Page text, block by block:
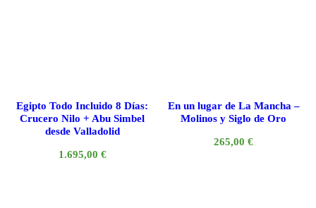
Egipto Todo Incluido 8 Días:
Crucero Nilo + Abu Simbel
desde Valladolid
1.695,00 €
En un lugar de La Mancha –
Molinos y Siglo de Oro
265,00€